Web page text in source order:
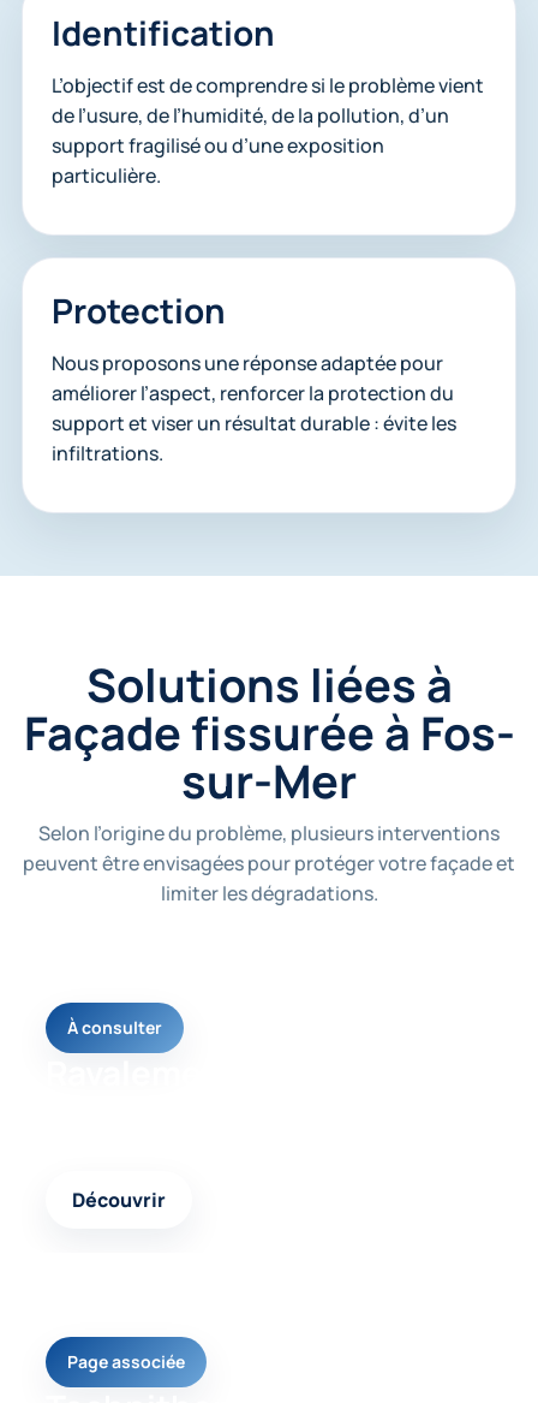
Identification
L’objectif est de comprendre si le problème vient
de l’usure, de l’humidité, de la pollution, d’un
support fragilisé ou d’une exposition
particulière.
Protection
Nous proposons une réponse adaptée pour
améliorer l’aspect, renforcer la protection du
support et viser un résultat durable : évite les
infiltrations.
Solutions liées à
Façade fissurée à Fos-
sur-Mer
Selon l’origine du problème, plusieurs interventions
peuvent être envisagées pour protéger votre façade et
limiter les dégradations.
À consulter
Découvrir
Page associée